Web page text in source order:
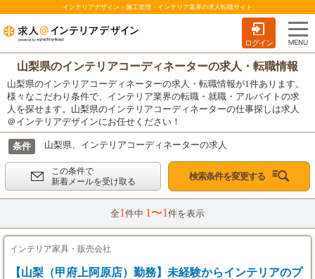
インテリアデザイン・施工管理・インテリア業界の求人転職サイト
ログイン
山梨県のインテリアコーディネーターの求人・転職情報
山梨県のインテリアコーディネーターの求人・転職情報が1件あります。
様々なこだわり条件で、インテリア業界の転職・就職・アルバイトの求
人を探せます。山梨県のインテリアコーディネーターの仕事探しは求人
＠インテリアデザインにお任せください！
条件 山梨県、インテリアコーディネーターの求人
この条件で
新着メールを受け取る
検索条件を変更する
全1 件中 1〜1 件を表示
インテリア家具・販売会社
【山梨（甲府上阿原店）勤務】未経験からインテリアのプ